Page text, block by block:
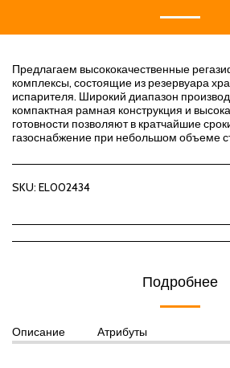
Предлагаем высококачественные
комплексы, состоящие из резервуара
испарителя. Широкий диапазон
компактная рамная конструкция и
готовности позволяют в кратчайшие
газоснабжение при небольшом объеме
SKU: EL002434
Подробнее
Описание Атрибуты